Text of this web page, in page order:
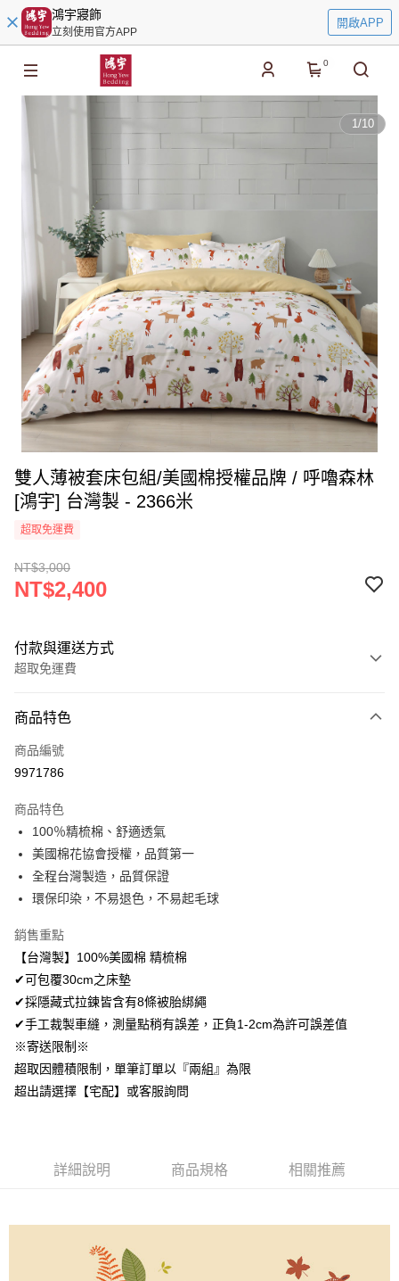
鴻宇寢飾
立刻使用官方APP
開啟APP
0
1/10
雙人薄被套床包組/美國棉授權品牌 / 呼嚕森林
[鴻宇] 台灣製 - 2366米
超取免運費
NT$3,000
NT$2,400
付款與運送方式
超取免運費
信用卡一次付款
超商取貨付款
Apple Pay
悠遊付
Google Pay
AFTEE先享後付
相關說明
AFTEE先享後付是「在收到商品之後才付款」的支付方式。 讓您購物簡單
便利好安心！
１．簡單：不需註冊會員、不需綁卡、不需儲值。
２．便利：只要手機號碼，簡訊認證，即可結帳。
３．安心：先確認商品／服務後，再付款。
１．於結帳方式選擇「AFTEE先享後付」後，將跳轉至「AFTEE先享後付」
ATM／網路銀行／等多元方式進行付款，方視為交易完成。
※ 請注意：結帳手續完成當下不需立刻繳費，但若您需要取消訂單，請聯絡
※ 交易是否成功請以「AFTEE先享後付 」之結帳頁面顯示為準，若有關於
客戶支援中心」https://netprotections.freshdesk.com/support/home
ATM付款
運送方式
全家取貨付款
免運費
7-11取貨付款
付款後7-11取貨
每筆NT$60，滿NT$499(含以上)免運費
商品特色
商品編號
9971786
商品特色
100％精梳棉、舒適透氣
美國棉花協會授權，品質第一
全程台灣製造，品質保證
環保印染，不易退色，不易起毛球
銷售重點
【台灣製】100%美國棉 精梳棉
✔可包覆30cm之床墊
✔採隱藏式拉鍊皆含有8條被胎綁繩
✔手工裁製車縫，測量點稍有誤差，正負1-2cm為許可誤差值
※寄送限制※
超取因體積限制，單筆訂單以『兩組』為限
超出請選擇【宅配】或客服詢問
詳細說明 商品規格 相關推薦